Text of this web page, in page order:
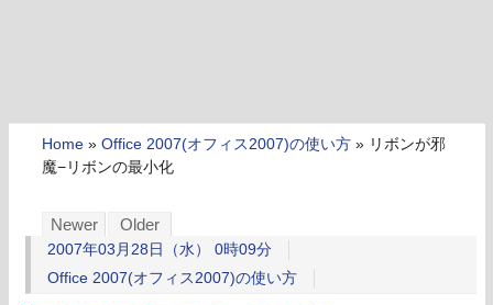
Home » Office 2007(オフィス2007)の使い方 » リボンが邪
魔−リボンの最小化
Newer Older
2007年03月28日（水） 0時09分
Office 2007(オフィス2007)の使い方